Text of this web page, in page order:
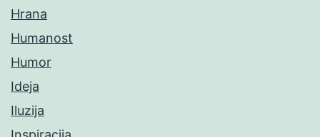
Hrana
Humanost
Humor
Ideja
Iluzija